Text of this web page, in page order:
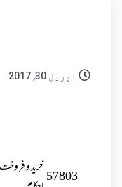
اپریل 30, 2017
57803خرید و